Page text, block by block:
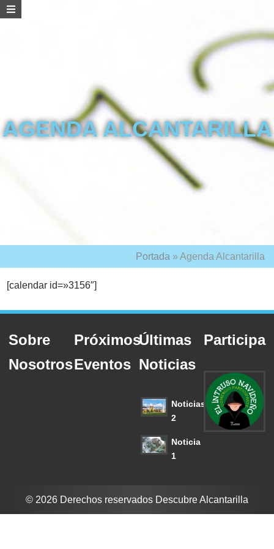
AGENDA ALCANTARILLA
Portada » Agenda Alcantarilla
[calendar id=»3156″]
Sobre
Nosotros
Próximos
Eventos
Últimas
Noticias
Noticias
2
Noticia
1
Participa
© 2026 Derechos reservados Descubre Alcantarilla